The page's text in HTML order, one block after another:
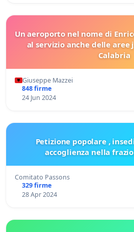
Un aeroporto nel nome di
al servizio anche delle aree
Calabria
Giuseppe Mazzei
848 firme
24 Jun 2024
Petizione popolare ,
accoglienza nella
Comitato Passons
329 firme
28 Apr 2024